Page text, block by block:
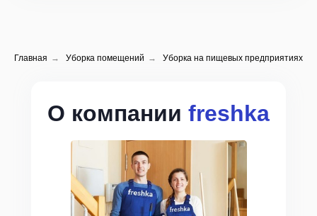
Главная → Уборка помещений → Уборка на пищевых предприятиях
О компании freshka